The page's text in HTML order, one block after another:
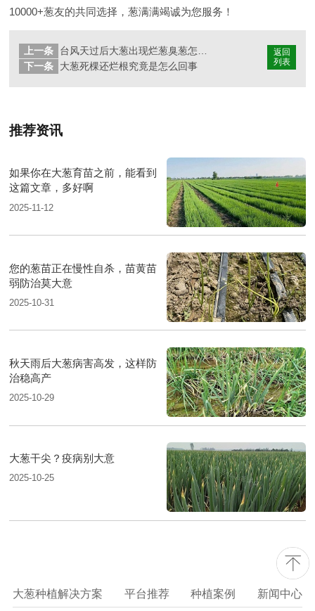
10000+葱友的共同选择，葱满满竭诚为您服务！
返回
列表
上一条
下一条
大葱死棵还烂根究竟是怎么回事
推荐资讯
如果你在大葱育苗之前，能看到
这篇文章，多好啊
2025-11-12
您的葱苗正在慢性自杀，苗黄苗
弱防治莫大意
2025-10-31
秋天雨后大葱病害高发，这样防
治稳高产
2025-10-29
大葱干尖？疫病别大意
2025-10-25
大葱种植解决方案 平台推荐 种植案例 新闻中心